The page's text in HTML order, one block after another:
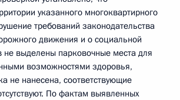
указанного многоквартирного
требований законодательства
движения и о социальной
не выделены парковочные места для
возможностями здоровья,
не нанесена, соответствующие
По фактам выявленных